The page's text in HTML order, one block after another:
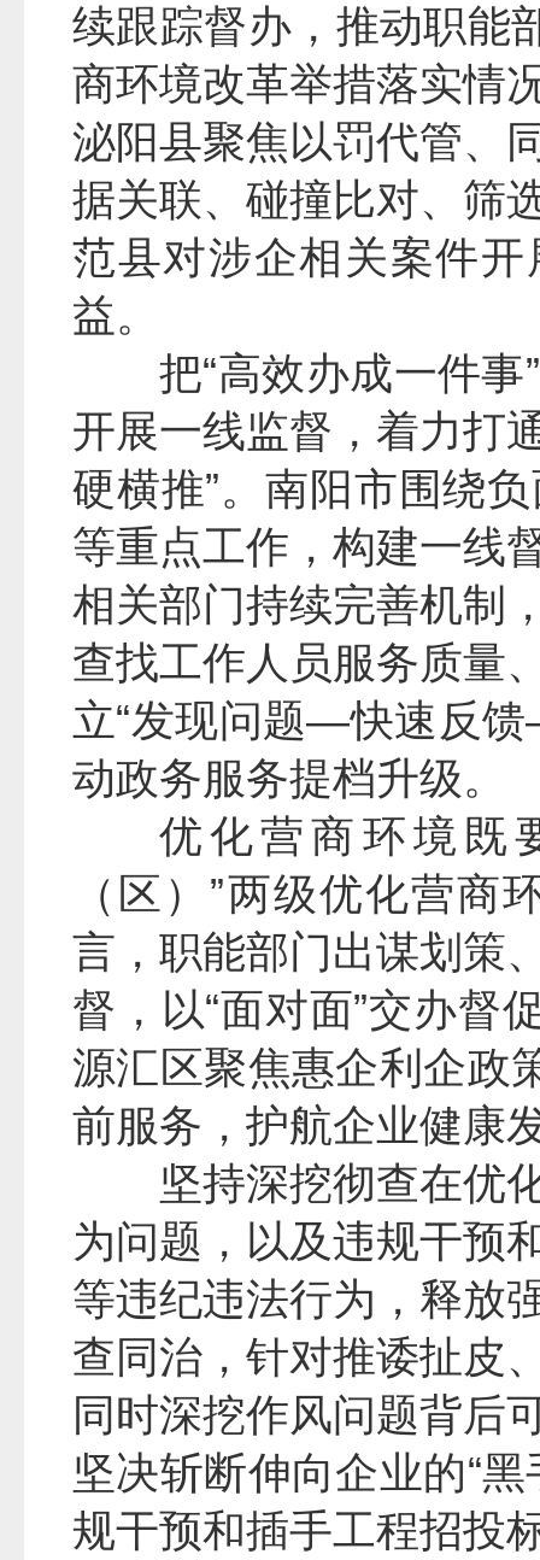
续跟踪督办，推动职能
商环境改革举措落实情
泌阳县聚焦以罚代管、
据关联、碰撞比对、筛
范县对涉企相关案件开
益。
把“高效办成一件
开展一线监督，着力打
硬横推”。南阳市围绕
等重点工作，构建一线
相关部门持续完善机制
查找工作人员服务质量
立“发现问题—快速反
动政务服务提档升级。
优化营商环境既
（区）”两级优化营
言，职能部门出谋划策
督，以“面对面”交办督
源汇区聚焦惠企利企政
前服务，护航企业健康
坚持深挖彻查在优
为问题，以及违规干预
等违纪违法行为，释放
查同治，针对推诿扯皮
同时深挖作风问题背后
坚决斩断伸向企业的“
规干预和插手工程招投